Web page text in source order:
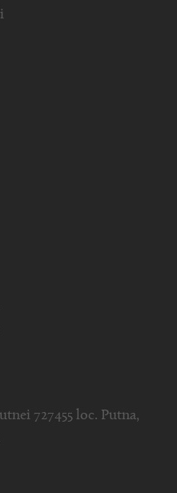
727455 loc. Putna,